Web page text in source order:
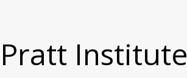
Institute